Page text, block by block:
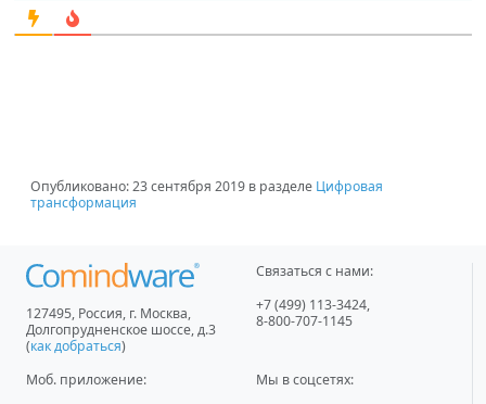
Опубликовано:23 сентября 2019 в разделе Цифровая
трансформация
127495, Россия, г. Москва,
Долгопрудненское шоссе, д.3
(как добраться)
Связаться с нами:
+7 (499) 113-3424,
8-800-707-1145
Моб. приложение: Мы в соцсетях: